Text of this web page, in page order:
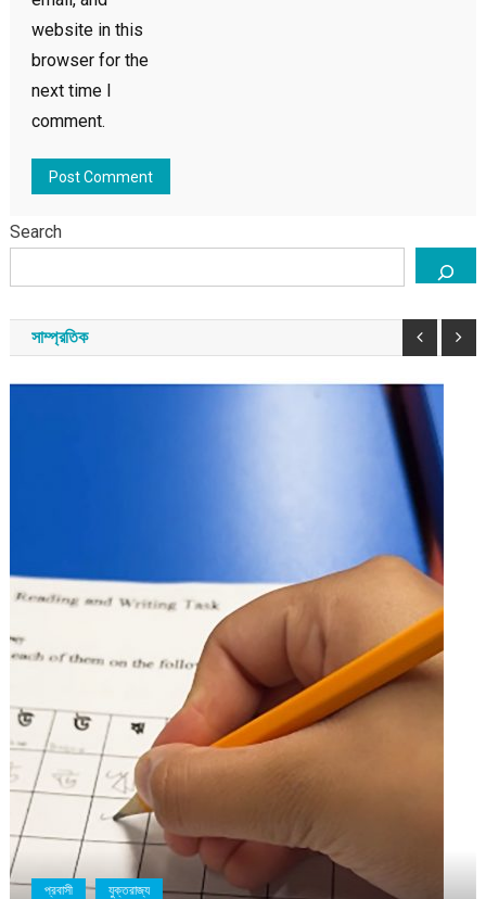
website in this
browser for the
next time I
comment.
Search
সাম্প্রতিক
প্রবাসী যুক্তরাজ্য